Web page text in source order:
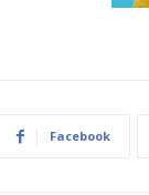
Facebook